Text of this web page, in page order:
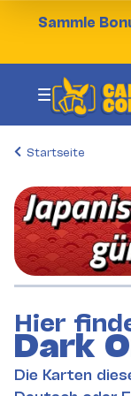
Sammle
Startseite
Hier
Dark
Die Karten